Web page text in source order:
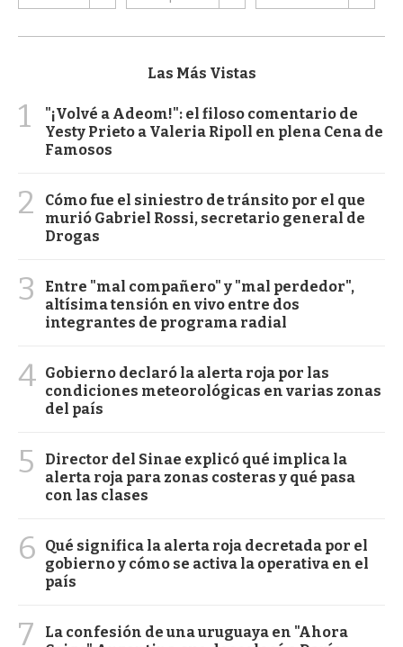
Las Más Vistas
1
"¡Volvé a Adeom!": el filoso comentario de
Yesty Prieto a Valeria Ripoll en plena Cena de
Famosos
2
Cómo fue el siniestro de tránsito por el que
murió Gabriel Rossi, secretario general de
Drogas
3
Entre "mal compañero" y "mal perdedor",
altísima tensión en vivo entre dos
integrantes de programa radial
4 Gobierno declaró la alerta roja por las
condiciones meteorológicas en varias zonas
del país
5
Director del Sinae explicó qué implica la
alerta roja para zonas costeras y qué pasa
con las clases
6
Qué significa la alerta roja decretada por el
gobierno y cómo se activa la operativa en el
país
7
La confesión de una uruguaya en "Ahora